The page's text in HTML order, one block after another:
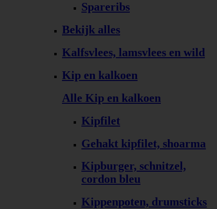
Spareribs
Bekijk alles
Kalfsvlees, lamsvlees en wild
Kip en kalkoen
Alle Kip en kalkoen
Kipfilet
Gehakt kipfilet, shoarma
Kipburger, schnitzel,
cordon bleu
Kippenpoten, drumsticks